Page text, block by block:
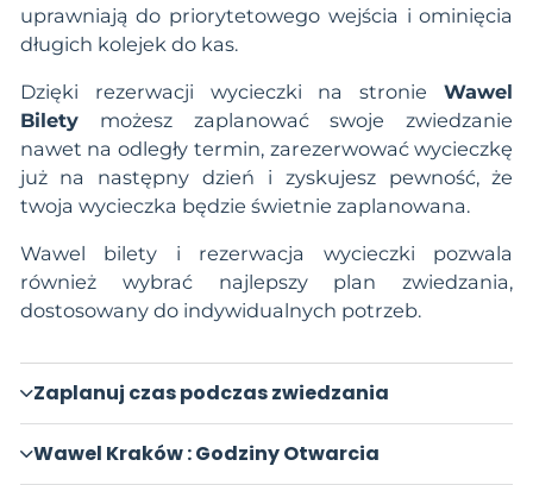
uprawniają do priorytetowego wejścia i ominięcia
długich kolejek do kas.
Dzięki rezerwacji wycieczki na stronieWawel
Biletymożesz zaplanować swoje zwiedzanie
nawet na odległy termin, zarezerwować wycieczkę
już na następny dzień i zyskujesz pewność, że
twoja wycieczka będzie świetnie zaplanowana.
Wawel bilety i rezerwacja wycieczki pozwala
również wybrać najlepszy plan zwiedzania,
dostosowany do indywidualnych potrzeb.
Zaplanuj czas podczas zwiedzania
Wawel Kraków : Godziny Otwarcia